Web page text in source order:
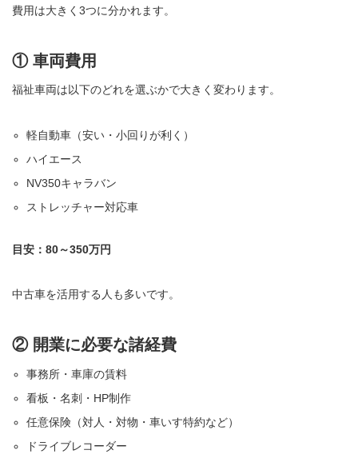
費用は大きく3つに分かれます。
① 車両費用
福祉車両は以下のどれを選ぶかで大きく変わります。
軽自動車（安い・小回りが利く）
ハイエース
NV350キャラバン
ストレッチャー対応車
目安：80～350万円
中古車を活用する人も多いです。
② 開業に必要な諸経費
事務所・車庫の賃料
看板・名刺・HP制作
任意保険（対人・対物・車いす特約など）
ドライブレコーダー